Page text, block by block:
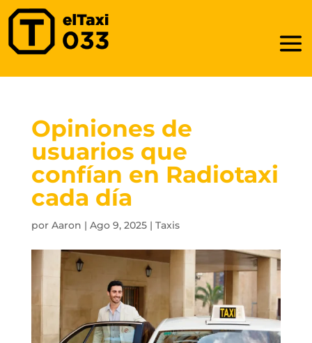
Opiniones de
usuarios que
confían en Radiotaxi
cada día
por Aaron | Ago 9, 2025| Taxis